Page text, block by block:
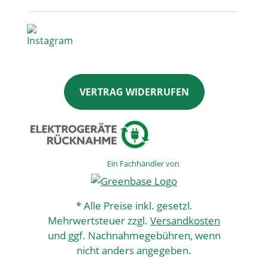
VERTRAG WIDERRUFEN
Ein Fachhändler von
* Alle Preise inkl. gesetzl.
Mehrwertsteuer zzgl. Versandkosten
und ggf. Nachnahmegebühren, wenn
nicht anders angegeben.